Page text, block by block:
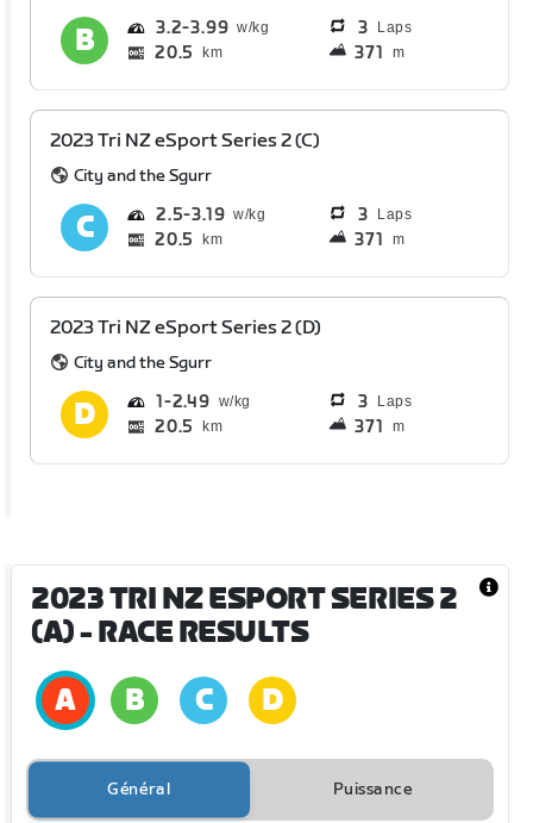
3.2 3.99 3 Laps
20.5 km 371 m
2023 Tri NZ eSport Series 2 (C)
City and the Sgurr
2.5 3.19 3 Laps
20.5 km 371 m
2023 Tri NZ eSport Series 2 (D)
City and the Sgurr
1 2.49 3 Laps
20.5 km 371 m
2023 TRI NZ ESPORT SERIES 2
(A)- RACE RESULTS
Général Puissance